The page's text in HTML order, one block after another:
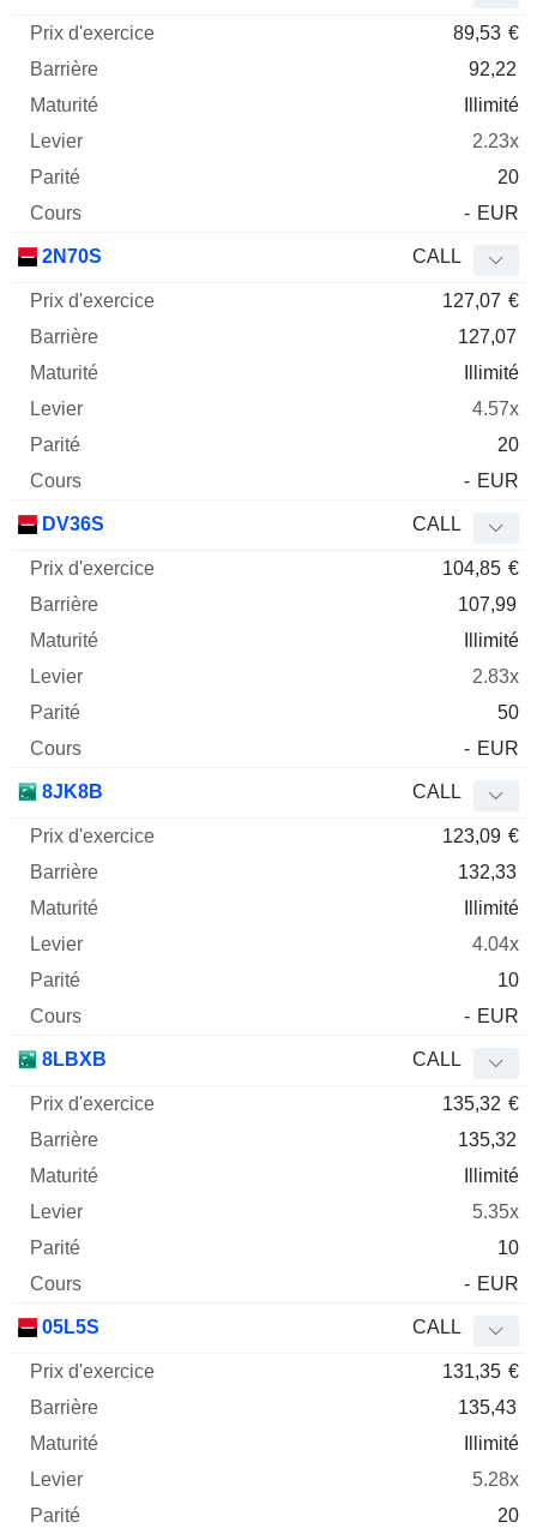
89,53 €
92,22
Illimité
2.23x
20
- EUR
2N70S CALL
127,07 €
127,07
Illimité
4.57x
20
- EUR
DV36S CALL
104,85 €
107,99
Illimité
2.83x
50
- EUR
8JK8B CALL
123,09 €
132,33
Illimité
4.04x
10
- EUR
8LBXB CALL
135,32 €
135,32
Illimité
5.35x
10
- EUR
05L5S CALL
131,35 €
135,43
Illimité
5.28x
20